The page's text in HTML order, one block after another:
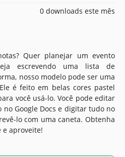
0 downloads este mês
Quer planejar um evento
escrevendo uma lista de
nosso modelo pode ser uma
é feito em belas cores pastel
você usá-lo. Você pode editar
Google Docs e digitar tudo no
lo com uma caneta. Obtenha
aproveite!